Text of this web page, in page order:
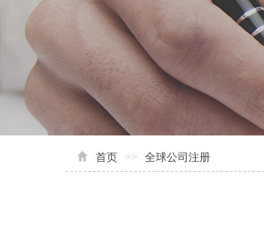
首页 >> 全球公司注册